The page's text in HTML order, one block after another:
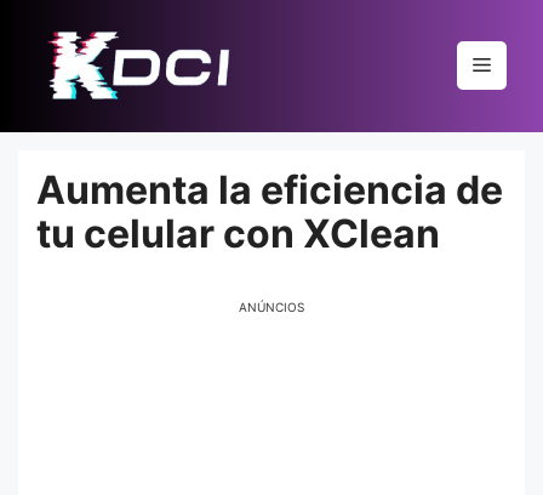
conteúdo
Menu
Aumenta la eficiencia de
tu celular con XClean
ANÚNCIOS